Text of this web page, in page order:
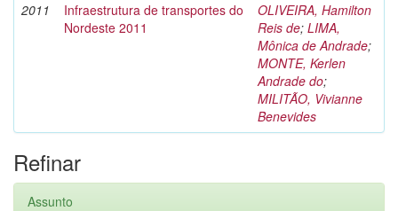
2011
Infraestrutura de transportes do
Nordeste 2011
OLIVEIRA, Hamilton
Reis de; LIMA,
Mônica de Andrade;
MONTE, Kerlen
Andrade do;
MILITÃO, Vivianne
Benevides
Refinar
Assunto